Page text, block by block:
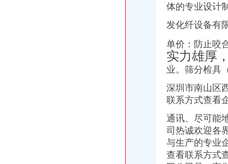
南岸注册公司代理注册企业流程费用查询2018年|工商企业注册查询网
重庆进出口贸易公司注册流程和所需材料有什么?_浪客浪不浪_新浪博
重庆公司变更：南岸区工商执照代办,代理记账,代办各类许可证-重
重庆无地址无办公场所居民住宅注册公司_办营业执照_非皮包空壳挂靠
重庆公司变更：工商注册公司代办免费代帐资质认证变更注销-重庆
【58同城】广州荔湾南岸路外资公司注册_外资企业注册_代理外资公司
重庆公司变更：[慢牛]渝北区公司注册、增资、记账、可提供地址-重
【58同城】重庆南岸茶园新区资质证书办理_企业资质代理_资质代办机
重庆自贸试验区怎么发展？主城这些区放出大招|试验区|片区|重庆_新
体的专业设计
发化纤设备
单价：防止咬
实力雄厚
业。筛分检具
深圳市南山区
联系方式查看
通讯、尽可能
司热诚欢迎各
与生产的专业
查看联系方式